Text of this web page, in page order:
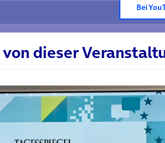
Bei
dieser